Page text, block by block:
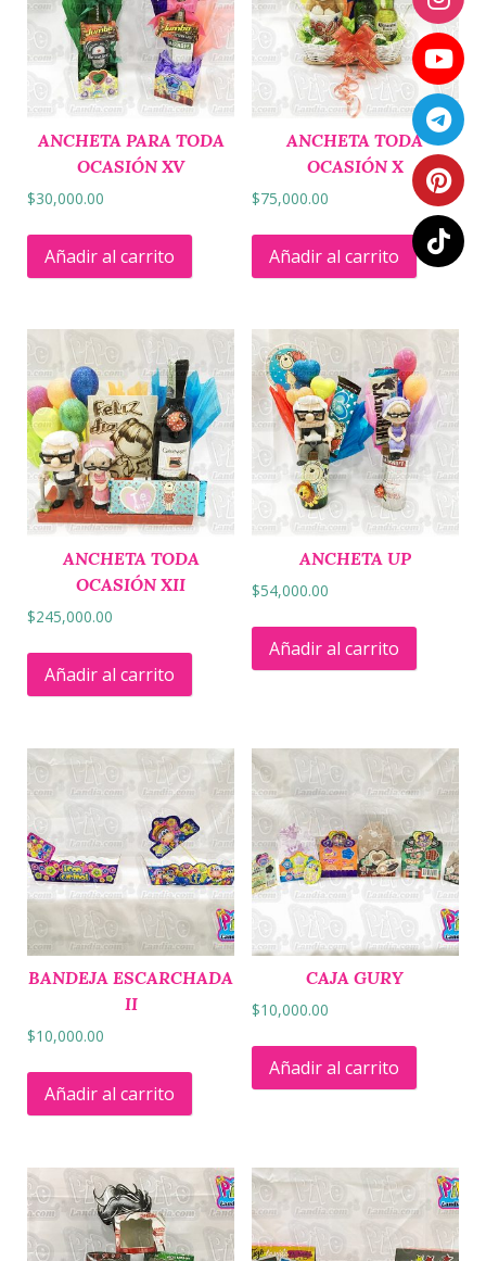
ANCHETA PARA TODA
OCASIÓN XV
$30,000.00
Añadir al carrito
ANCHETA TODA
OCASIÓN X
$75,000.00
Añadir al carrito
ANCHETA TODA
OCASIÓN XII
$245,000.00
Añadir al carrito
ANCHETA UP
$54,000.00
Añadir al carrito
BANDEJA ESCARCHADA
II
$10,000.00
Añadir al carrito
CAJA GURY
$10,000.00
Añadir al carrito